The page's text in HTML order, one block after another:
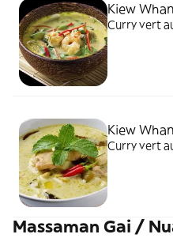
Kiew
Curry vert
Kiew
Curry vert
Massaman Gai /